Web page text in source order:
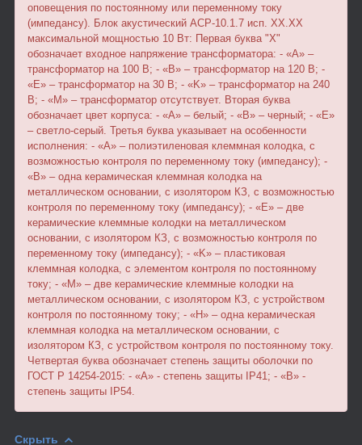
оповещения по постоянному или переменному току
(импедансу). Блок акустический АСР-10.1.7 исп. XX.XХ
максимальной мощностью 10 Вт: Первая буква "Х"
обозначает входное напряжение трансформатора: - «A» –
трансформатор на 100 В; - «B» – трансформатор на 120 В; -
«Е» – трансформатор на 30 В; - «K» – трансформатор на 240
В; - «М» – трансформатор отсутствует. Вторая буква
обозначает цвет корпуса: - «A» – белый; - «B» – черный; - «Е»
– светло-серый. Третья буква указывает на особенности
исполнения: - «A» – полиэтиленовая клеммная колодка, с
возможностью контроля по переменному току (импедансу); -
«B» – одна керамическая клеммная колодка на
металлическом основании, с изолятором КЗ, с возможностью
контроля по переменному току (импедансу); - «Е» – две
керамические клеммные колодки на металлическом
основании, с изолятором КЗ, с возможностью контроля по
переменному току (импедансу); - «K» – пластиковая
клеммная колодка, с элементом контроля по постоянному
току; - «М» – две керамические клеммные колодки на
металлическом основании, с изолятором КЗ, с устройством
контроля по постоянному току; - «Н» – одна керамическая
клеммная колодка на металлическом основании, с
изолятором КЗ, с устройством контроля по постоянному току.
Четвертая буква обозначает степень защиты оболочки по
ГОСТ Р 14254-2015: - «А» - степень защиты IP41; - «В» -
степень защиты IP54.
Скрыть